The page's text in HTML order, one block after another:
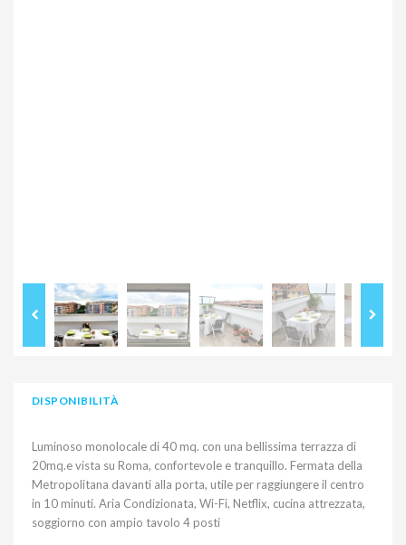
DISPONIBILITÀ
Luminoso monolocale di 40 mq. con una bellissima terrazza di
20mq.e vista su Roma, confortevole e tranquillo. Fermata della
Metropolitana davanti alla porta, utile per raggiungere il centro
in 10 minuti. Aria Condizionata, Wi-Fi, Netflix, cucina attrezzata,
soggiorno con ampio tavolo 4 posti